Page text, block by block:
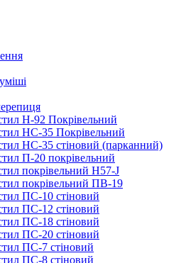
Н-92 Покрівельний
НС-35 Покрівельний
НС-35 стіновий (парканний)
П-20 покрівельний
покрівельний H57-J
покрівельний ПВ-19
ПС-10 стіновий
ПС-12 стіновий
ПС-18 стіновий
ПС-20 стіновий
ПС-7 стіновий
ПС-8 стіновий